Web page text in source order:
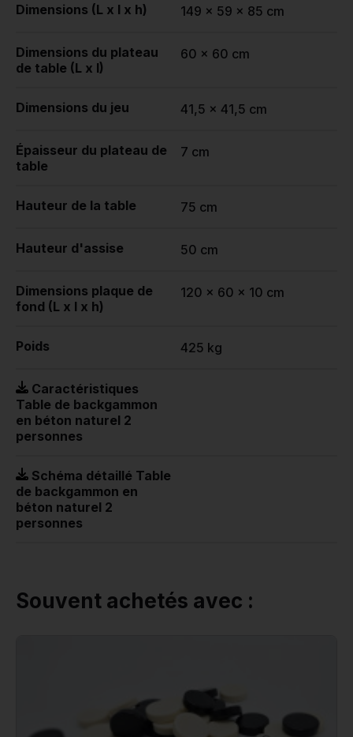
Dimensions (L x l x h) 149 x 59 x 85 cm
Dimensions du plateau
de table (L x l)
60 x 60 cm
Dimensions du jeu 41,5 x 41,5 cm
Épaisseur du plateau de
table
7 cm
Hauteur de la table 75 cm
Hauteur d'assise 50 cm
Dimensions plaque de
fond (L x l x h)
120 x 60 x 10 cm
Poids 425 kg
Caractéristiques
Table de backgammon
en béton naturel 2
personnes
Schéma détaillé Table
de backgammon en
béton naturel 2
personnes
Souvent achetés avec :